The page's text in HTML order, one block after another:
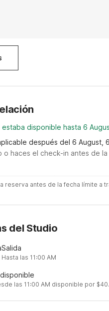
disponible hasta 6
después del 6 August,
o haces el check-in antes de
reserva antes de la fecha límite
del Studio
Salida
Hasta las 11:00 AM
las 11:00 AM disponible por